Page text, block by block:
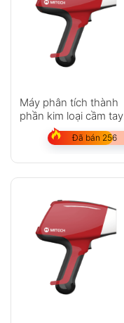
Máy phân tích thành
phần kim loại cầm tay
Mitech MAS860
Đã bán 256